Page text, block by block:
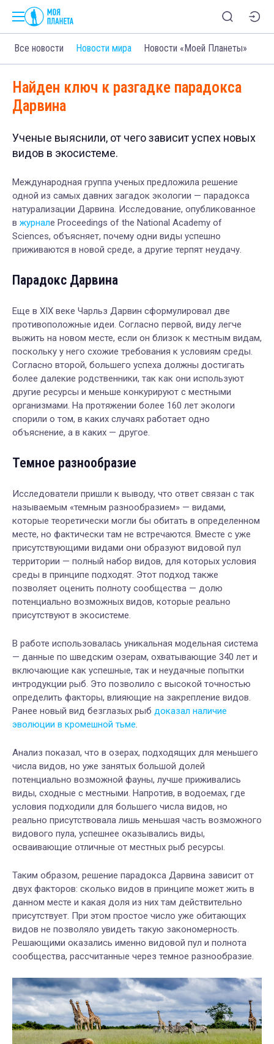
Все новости Новости мира Новости «Моей Планеты»
Найден ключ к разгадке парадокса
Дарвина
Ученые выяснили, от чего зависит успех новых
видов в экосистеме.
Международная группа ученых предложила решение
одной из самых давних загадок экологии — парадокса
натурализации Дарвина. Исследование, опубликованное
в журнале Proceedings of the National Academy of
Sciences, объясняет, почему одни виды успешно
приживаются в новой среде, а другие терпят неудачу.
Парадокс Дарвина
Еще в XIX веке Чарльз Дарвин сформулировал две
противоположные идеи. Согласно первой, виду легче
выжить на новом месте, если он близок к местным видам,
поскольку у него схожие требования к условиям среды.
Согласно второй, большего успеха должны достигать
более далекие родственники, так как они используют
другие ресурсы и меньше конкурируют с местными
организмами. На протяжении более 160 лет экологи
спорили о том, в каких случаях работает одно
объяснение, а в каких — другое.
Темное разнообразие
Исследователи пришли к выводу, что ответ связан с так
называемым «темным разнообразием» — видами,
которые теоретически могли бы обитать в определенном
месте, но фактически там не встречаются. Вместе с уже
присутствующими видами они образуют видовой пул
территории — полный набор видов, для которых условия
среды в принципе подходят. Этот подход также
позволяет оценить полноту сообщества — долю
потенциально возможных видов, которые реально
присутствуют в экосистеме.
В работе использовалась уникальная модельная система
— данные по шведским озерам, охватывающие 340 лет и
включающие как успешные, так и неудачные попытки
интродукции рыб. Это позволило с высокой точностью
определить факторы, влияющие на закрепление видов.
Ранее новый вид безглазых рыб доказал наличие
эволюции в кромешной тьме.
Анализ показал, что в озерах, подходящих для меньшего
числа видов, но уже занятых большой долей
потенциально возможной фауны, лучше приживались
виды, сходные с местными. Напротив, в водоемах, где
условия подходили для большего числа видов, но
реально присутствовала лишь меньшая часть возможного
видового пула, успешнее оказывались виды,
осваивающие отличные от местных рыб ресурсы.
Таким образом, решение парадокса Дарвина зависит от
двух факторов: сколько видов в принципе может жить в
данном месте и какая доля из них там действительно
присутствует. При этом простое число уже обитающих
видов не позволяло увидеть такую закономерность.
Решающими оказались именно видовой пул и полнота
сообщества, рассчитанные через темное разнообразие.